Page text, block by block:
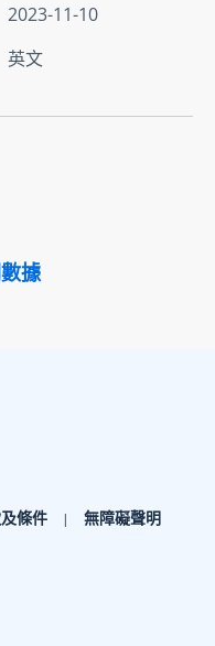
2023-11-10
英文
據
條件 無障礙聲明